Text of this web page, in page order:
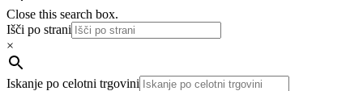
Close this search box.
Išči po strani
×
Iskanje po celotni trgovini